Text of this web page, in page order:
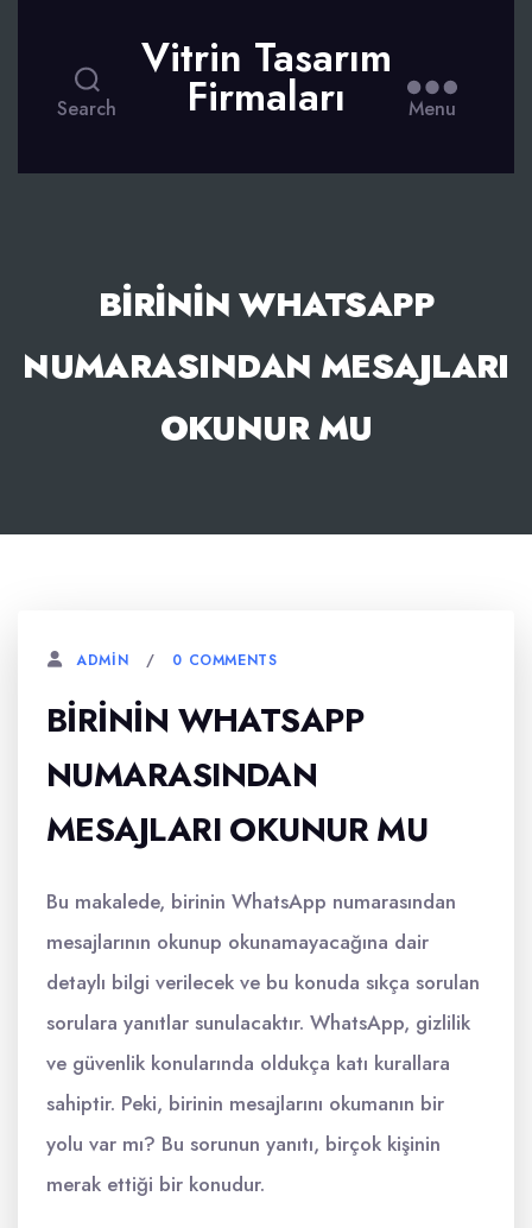
Search
Vitrin Tasarım
Firmaları Menu
BIRININ WHATSAPP
NUMARASINDAN MESAJLARI
OKUNUR MU
ADMIN 0 COMMENTS
BIRININ WHATSAPP
NUMARASINDAN
MESAJLARI OKUNUR MU
Bu makalede, birinin WhatsApp numarasından
mesajlarının okunup okunamayacağına dair
detaylı bilgi verilecek ve bu konuda sıkça sorulan
sorulara yanıtlar sunulacaktır. WhatsApp, gizlilik
ve güvenlik konularında oldukça katı kurallara
sahiptir. Peki, birinin mesajlarını okumanın bir
yolu var mı? Bu sorunun yanıtı, birçok kişinin
merak ettiği bir konudur.